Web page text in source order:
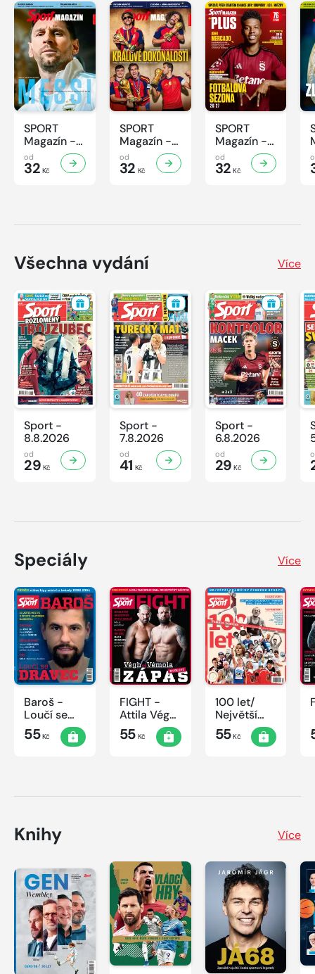
SPORT
Magazín -
32/2026
od
32 Kč
SPORT
Magazín -
31/2026
od
32 Kč
SPORT
Magazín -
30/2026
od
32 Kč
Všechna vydání Více
Sport -
8.8.2026
od
29 Kč
Sport -
7.8.2026
od
41 Kč
Sport -
6.8.2026
od
29 Kč
Speciály Více
Baroš -
Loučí se
dravec
55Kč
FIGHT -
Attila Végh
vs. Karlos
Vémola
55Kč
100 let/
Největší
okamžiky
českého
55Kč
Knihy Více